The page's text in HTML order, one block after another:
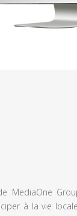
MediaOne
à la vie